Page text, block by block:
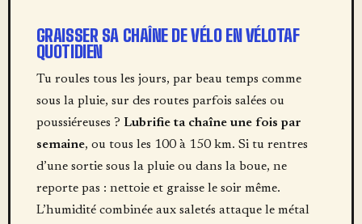
GRAISSER SA CHAÎNE DE VÉLO EN VÉLOTAF
QUOTIDIEN
Tu roules tous les jours, par beau temps comme
sous la pluie, sur des routes parfois salées ou
poussiéreuses ? Lubrifie ta chaîne une fois par
semaine, ou tous les 100 à 150 km. Si tu rentres
d’une sortie sous la pluie ou dans la boue, ne
reporte pas : nettoie et graisse le soir même.
L’humidité combinée aux saletés attaque le métal